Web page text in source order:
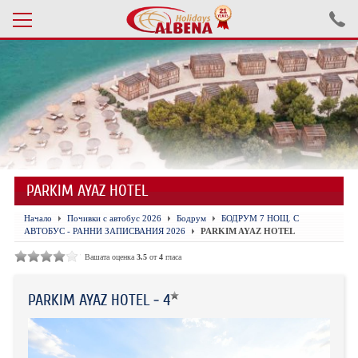
Проверка на резервация
ПОЧИВКИ С АВТОБУС 2026
ПОЧИВКИ СЪС САМОЛЕТ
ЕКСКУРЗИИ САМОЛЕТ
ЕКСКУРЗИИ АВТОБУС
БЪЛГАРИЯ
ХОТЕЛИ В ТУРЦИЯ
ТУРЦИЯ С КОЛА
PARKIM AYAZ HOTEL
Начало Почивки с автобус 2026 Бодрум
БОДРУМ 7 НОЩ. С
АВТОБУС - РАННИ ЗАПИСВАНИЯ 2026
PARKIM AYAZ HOTEL
Вашата оценка 3.5от4гласа
PARKIM AYAZ HOTEL - 4